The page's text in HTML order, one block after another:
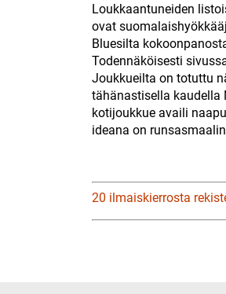
Loukkaantuneiden
ovat
Bluesilta
Todennäköisesti
Joukkueilta on totuttu
tähänastisella kaudella
kotijoukkue availi
ideana on
20 ilmaiskierrosta